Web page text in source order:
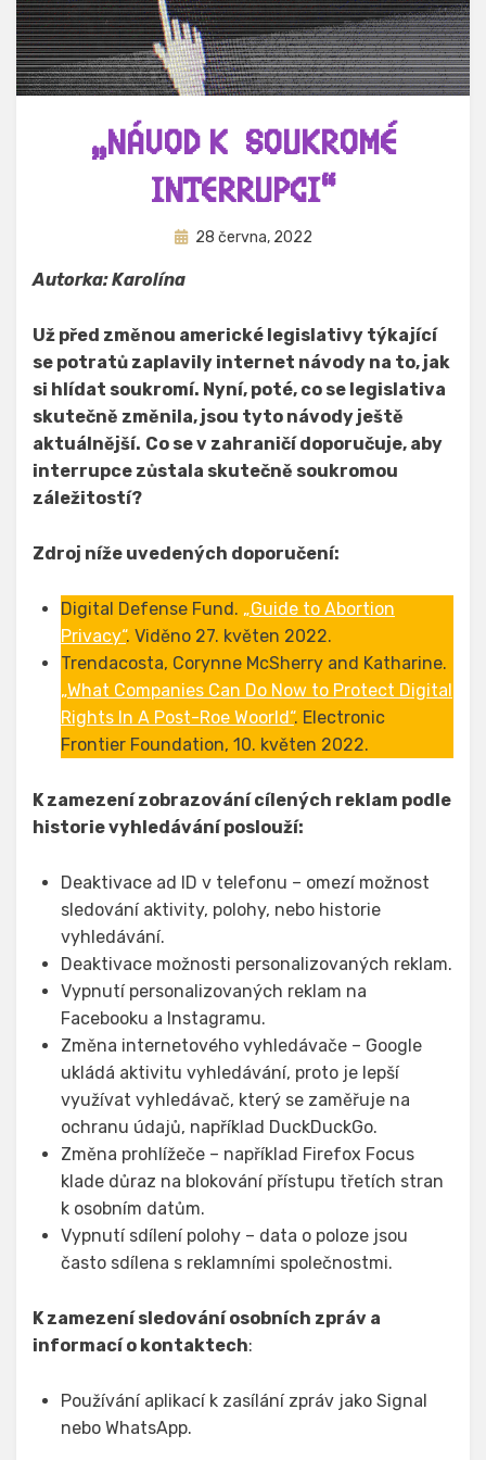
„NÁVOD K SOUKROMÉ
INTERRUPCI“
AutorHynek Trojánek
Zveřejněno
28 června, 2022
Autorka: Karolína
Už před změnou americké legislativy týkající
se potratů zaplavily internet návody na to, jak
si hlídat soukromí. Nyní, poté, co se legislativa
skutečně změnila, jsou tyto návody ještě
aktuálnější. Co se v zahraničí doporučuje, aby
interrupce zůstala skutečně soukromou
záležitostí?
Zdroj níže uvedených doporučení:
Digital Defense Fund. „Guide to Abortion
Privacy“. Viděno 27. květen 2022.
Trendacosta, Corynne McSherry and Katharine.
„What Companies Can Do Now to Protect Digital
Rights In A Post-Roe Woorld“. Electronic
Frontier Foundation, 10. květen 2022.
K zamezení zobrazování cílených reklam podle
historie vyhledávání poslouží:
Deaktivace ad ID v telefonu – omezí možnost
sledování aktivity, polohy, nebo historie
vyhledávání.
Deaktivace možnosti personalizovaných reklam.
Vypnutí personalizovaných reklam na
Facebooku a Instagramu.
Změna internetového vyhledávače – Google
ukládá aktivitu vyhledávání, proto je lepší
využívat vyhledávač, který se zaměřuje na
ochranu údajů, například DuckDuckGo.
Změna prohlížeče – například Firefox Focus
klade důraz na blokování přístupu třetích stran
k osobním datům.
Vypnutí sdílení polohy – data o poloze jsou
často sdílena s reklamními společnostmi.
K zamezení sledování osobních zpráv a
informací o kontaktech:
Používání aplikací k zasílání zpráv jako Signal
nebo WhatsApp.